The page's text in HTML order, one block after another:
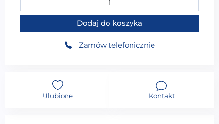
Dodaj do koszyka
Zamów telefonicznie
Ulubione Kontakt